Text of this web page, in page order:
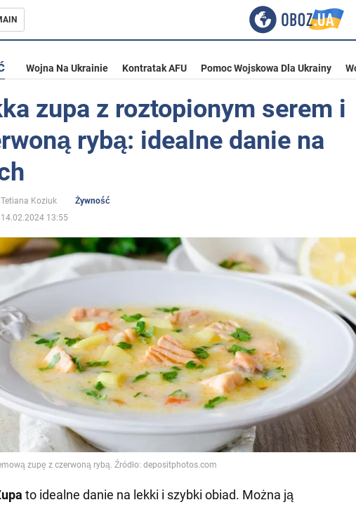
Wojna Na Ukrainie Kontratak AFU Pomoc Wojskowa Dla Ukrainy
zupa z roztopionym serem i
rybą: idealne danie na
Tetiana Koziuk
Żywność
14.02.2024 13:55
zupę z czerwoną rybą. Źródło: depositphotos.com
to idealne danie na lekki i szybki obiad. Można ją